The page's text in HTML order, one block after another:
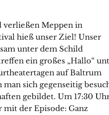
verließen Meppen in
hieß unser Ziel! Unser
unter dem Schild
ein großes „Hallo“
auf Baltrum
sich gegenseitig
gebildet. Um 17:30
der Episode: Ganz